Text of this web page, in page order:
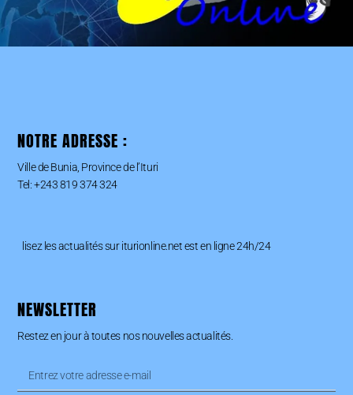
NOTRE ADRESSE :
Ville de Bunia, Province de l’Ituri
Tel: +243 819 374 324
lisez les actualités sur iturionline.net est en ligne 24h/24
NEWSLETTER
Restez en jour à toutes nos nouvelles actualités.